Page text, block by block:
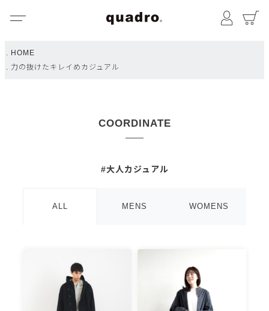
マイペ
HOME
力の抜けたキレイめカジュアル
COORDINATE
#大人カジュアル
ALL MENS WOMENS